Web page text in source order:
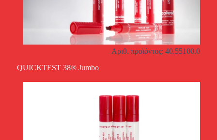
Αριθ. προϊόντος: 40.55100.0
QUICKTEST 38® Jumbo